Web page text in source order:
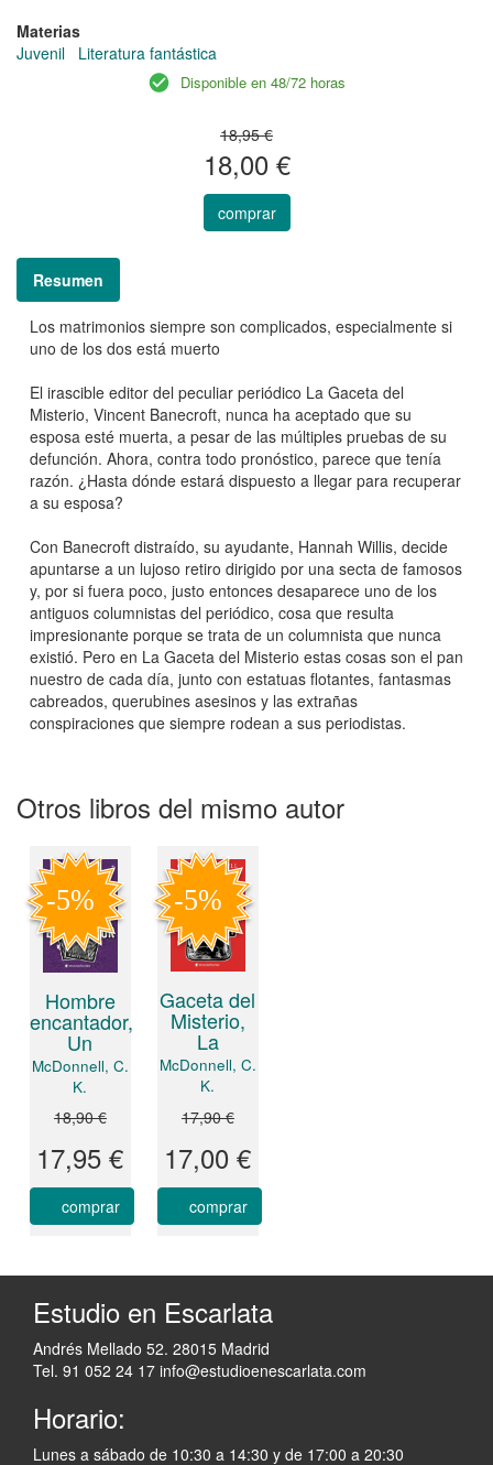
Materias
Juvenil
Literatura fantástica
Disponible en 48/72 horas
18,95 €
18,00 €
comprar
Resumen
Los matrimonios siempre son complicados, especialmente si
uno de los dos está muerto
El irascible editor del peculiar periódico La Gaceta del
Misterio, Vincent Banecroft, nunca ha aceptado que su
esposa esté muerta, a pesar de las múltiples pruebas de su
defunción. Ahora, contra todo pronóstico, parece que tenía
razón. ¿Hasta dónde estará dispuesto a llegar para recuperar
a su esposa?
Con Banecroft distraído, su ayudante, Hannah Willis, decide
apuntarse a un lujoso retiro dirigido por una secta de famosos
y, por si fuera poco, justo entonces desaparece uno de los
antiguos columnistas del periódico, cosa que resulta
impresionante porque se trata de un columnista que nunca
existió. Pero en La Gaceta del Misterio estas cosas son el pan
nuestro de cada día, junto con estatuas flotantes, fantasmas
cabreados, querubines asesinos y las extrañas
conspiraciones que siempre rodean a sus periodistas.
Otros libros del mismo autor
Hombre
encantador,
Un
McDonnell, C.
K.
18,90 €
17,95 €
comprar
Gaceta del
Misterio,
La
McDonnell, C.
K.
17,90 €
17,00 €
comprar
Estudio en Escarlata
Andrés Mellado 52. 28015 Madrid
Tel. 91 052 24 17 info@estudioenescarlata.com
Horario:
Lunes a sábado de 10:30 a 14:30 y de 17:00 a 20:30